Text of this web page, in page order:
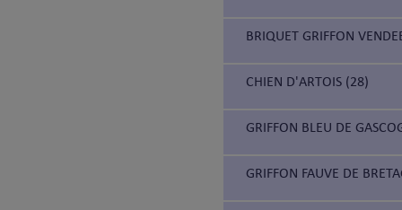
BRIQUET GRIFFON
CHIEN D'ARTOIS (28)
GRIFFON BLEU DE
GRIFFON FAUVE DE